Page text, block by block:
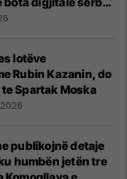
luftës
lotëve
Rubin Kazanin, do
Spartak Moska
publikojnë detaje
humbën jetën tre